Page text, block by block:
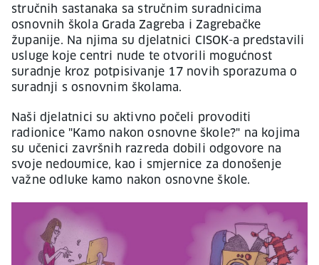
stručnih sastanaka sa stručnim suradnicima
osnovnih škola Grada Zagreba i Zagrebačke
županije. Na njima su djelatnici CISOK-a predstavili
usluge koje centri nude te otvorili mogućnost
suradnje kroz potpisivanje 17 novih sporazuma o
suradnji s osnovnim školama.
Naši djelatnici su aktivno počeli provoditi
radionice "Kamo nakon osnovne škole?" na kojima
su učenici završnih razreda dobili odgovore na
svoje nedoumice, kao i smjernice za donošenje
važne odluke kamo nakon osnovne škole.